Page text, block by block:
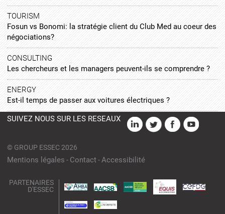
TOURISM
Fosun vs Bonomi: la stratégie client du Club Med au coeur des
négociations?
CONSULTING
Les chercheurs et les managers peuvent-ils se comprendre ?
ENERGY
Est-il temps de passer aux voitures électriques ?
SUIVEZ NOUS SUR LES RÉSEAUX
© GROUP ESSEC 2026
Mentions légales Contact Accessibilité
PARTENAIRES
D'ESSEC